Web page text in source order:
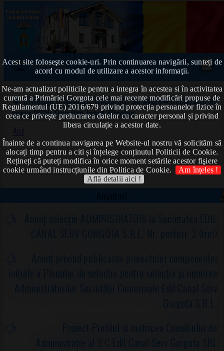
Acest site foloseşte cookie-uri. Prin continuarea navigării, sunteți de
acord cu modul de utilizare a acestor informaţii.
Ne-am actualizat politicile pentru a integra în acestea si în activitatea
curentă a Primăriei Gorgota cele mai recente modificări propuse de
Regulamentul (UE) 2016/679 privind protecția persoanelor fizice în
ceea ce privește prelucrarea datelor cu caracter personal și privind
libera circulație a acestor date.
Înainte de a continua navigarea pe Website-ul nostru vă solicităm să
alocați timp pentru a citi și înțelege conținutul Politicii de Cookie.
Rețineți că puteți modifica în orice moment setările acestor fişiere
cookie urmând instrucțiunile din Politica de Cookie.
Am înțeles !
Află detalii aici !
Prima pagină
❖Ultimele informații-Declarații de avere➠Declarație de
avere 2025 Dumitru Ionuț-Nicolae
Aici!
Anunțuri
Anunț selecție ADMINISTRATORI la Societatea EDIL
CANAL SERV GORGOTA S.R.L. Nr. posturi: 3 (trei)
Anunț privind publicarea proiectului componentei
iniţiale a Planului de selecţie pentru selecţia şi numirea
Administratorilor Societăţii Comerciale Edil Canal Serv
Gorgota S.R.L.
Proiect-Profilul și matricea Consiliului de
Administrație al S.C.Edil Canal Serv Gorgota SRL